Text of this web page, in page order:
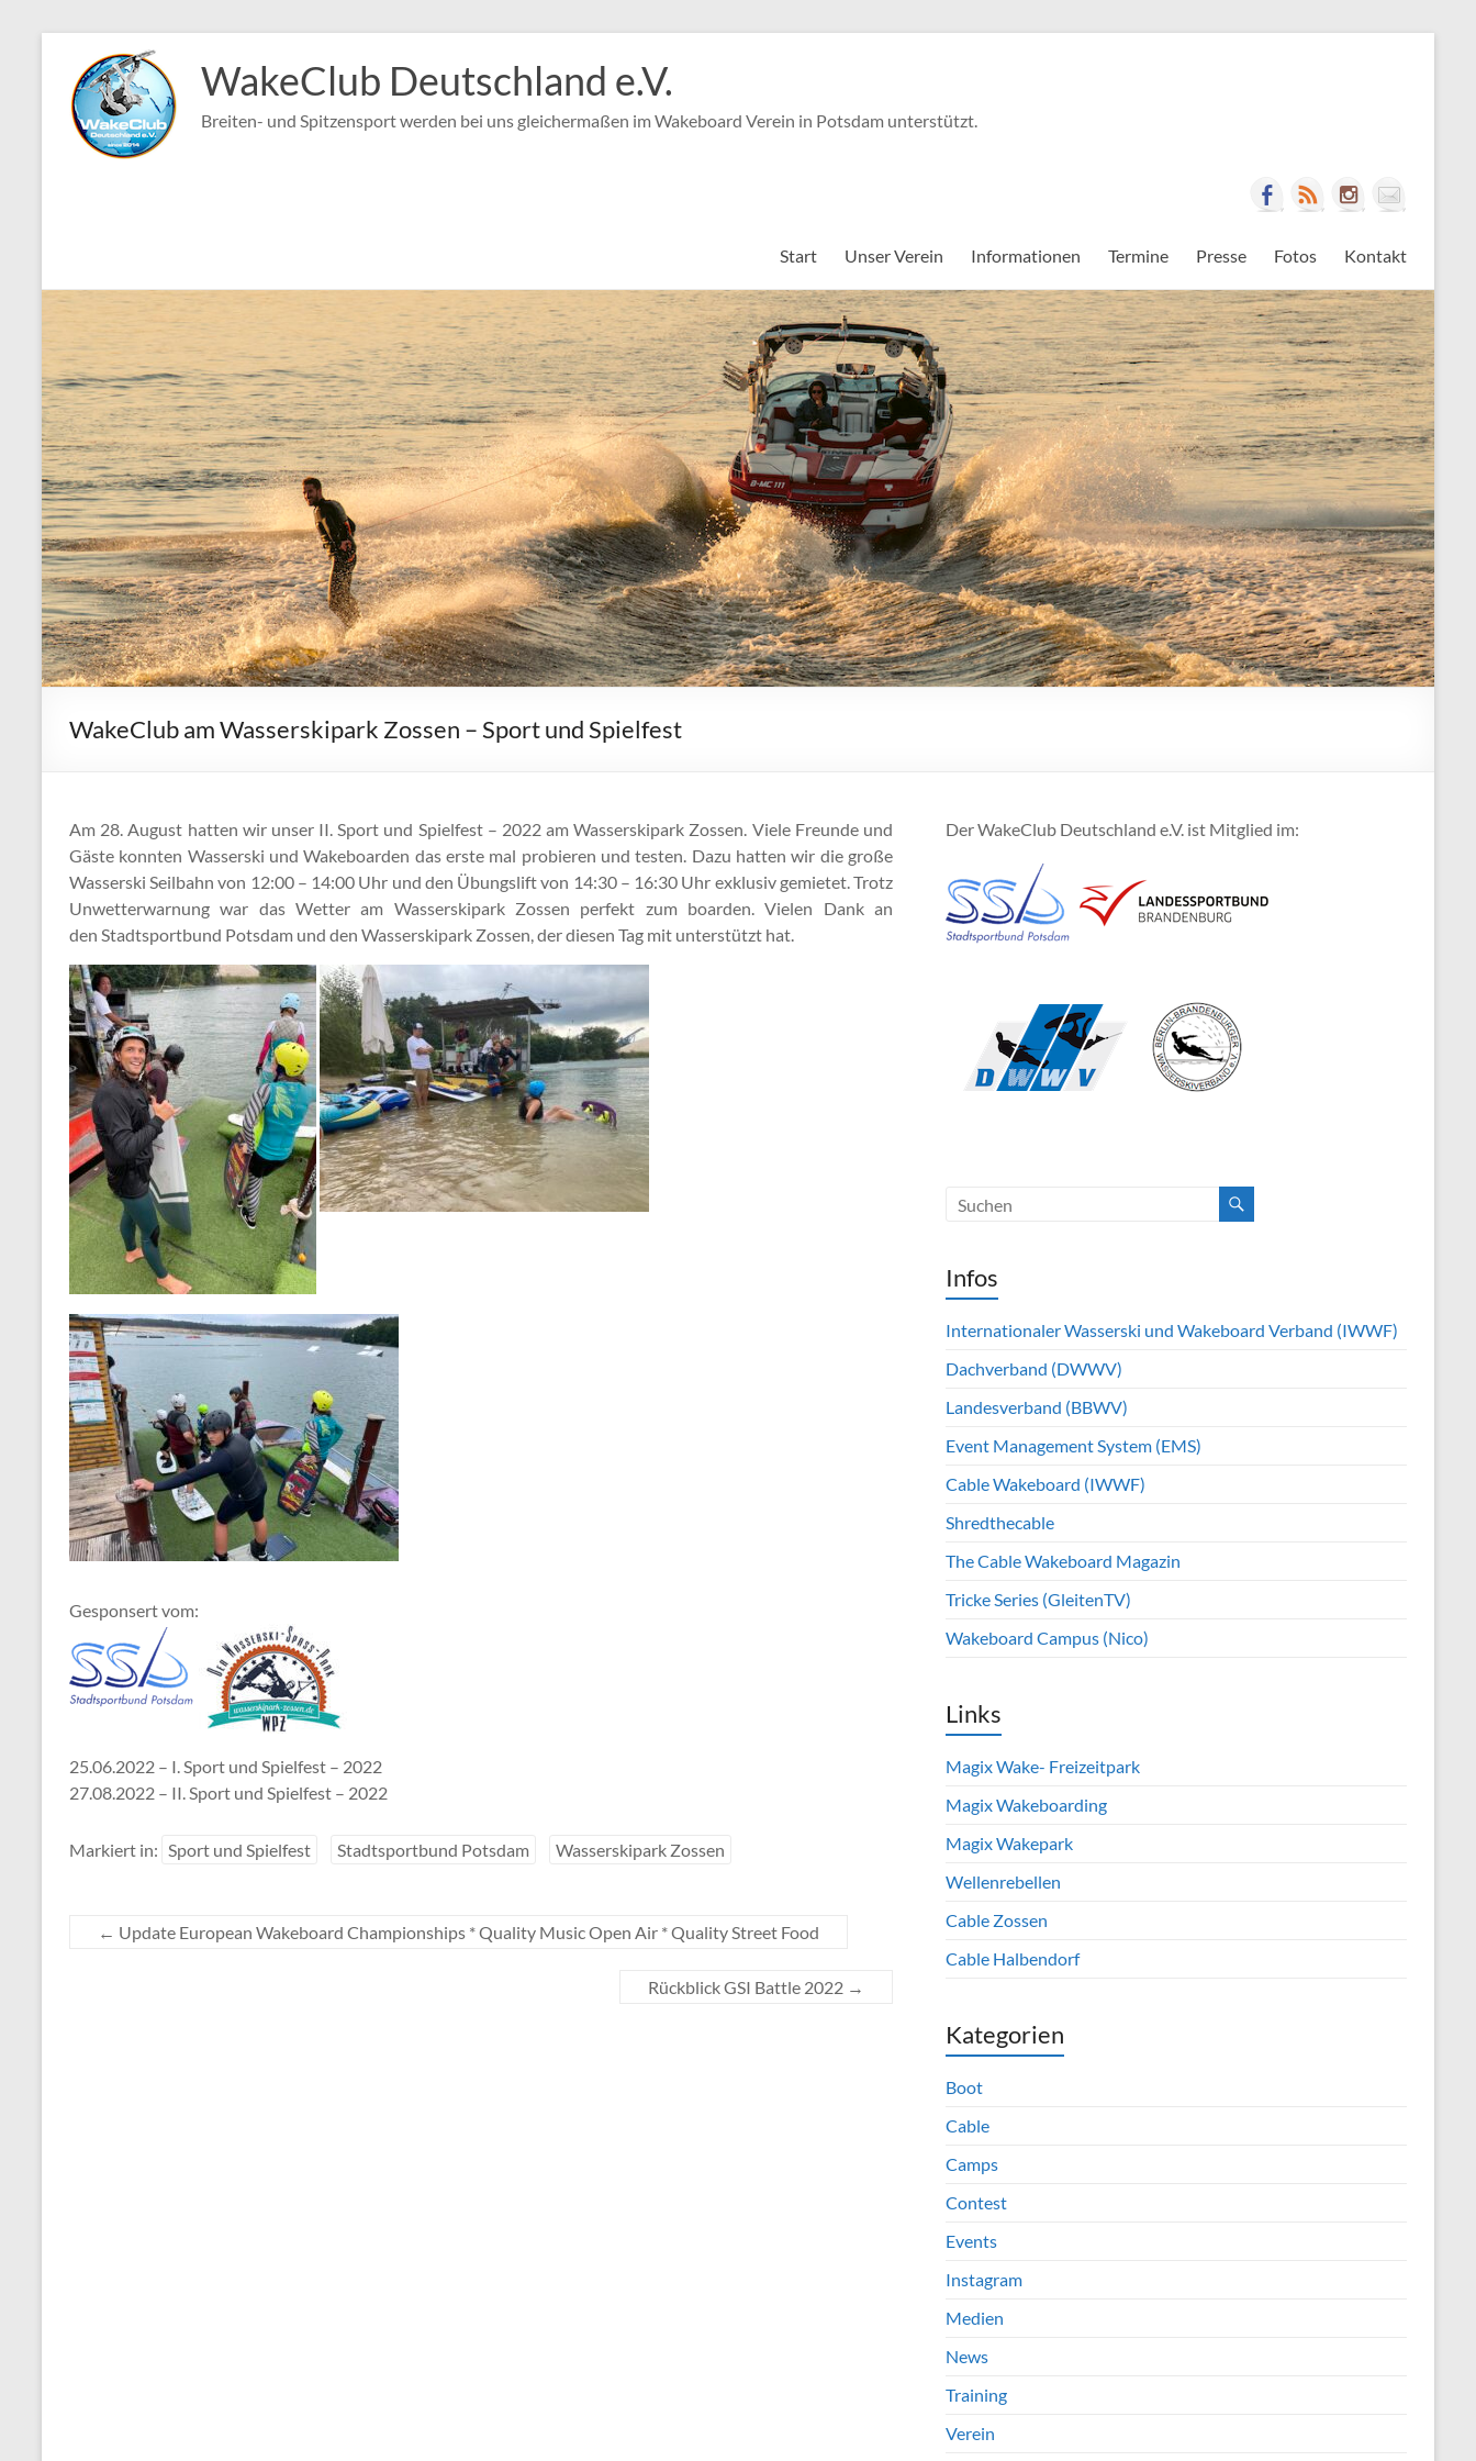
springen
WakeClub Deutschland e.V.
Breiten- und Spitzensport werden bei uns gleichermaßen im Wakeboard Verein in Potsdam unterstützt.
Start Unser Verein Informationen Termine Presse Fotos Kontakt
WakeClub am Wasserskipark Zossen – Sport und Spielfest
Am 28. August hatten wir unser II. Sport und Spielfest – 2022 am Wasserskipark Zossen. Viele Freunde und
Gäste konnten Wasserski und Wakeboarden das erste mal probieren und testen. Dazu hatten wir die große
Wasserski Seilbahn von 12:00 – 14:00 Uhr und den Übungsliftvon 14:30 – 16:30 Uhr exklusiv gemietet.Trotz
Unwetterwarnung war das Wetter am Wasserskipark Zossen perfekt zum boarden. Vielen Dank an
den Stadtsportbund Potsdam und den Wasserskipark Zossen, der diesen Tag mit unterstützt hat.
Gesponsert vom:
25.06.2022 – I. Sport und Spielfest – 2022
27.08.2022 – II. Sport und Spielfest – 2022
Markiert in: Sport und Spielfest Stadtsportbund Potsdam Wasserskipark Zossen
← Update European Wakeboard Championships * Quality Music Open Air * Quality Street Food
Rückblick GSI Battle 2022 →
Der WakeClub Deutschland e.V. ist Mitglied im:
Infos
Internationaler Wasserski und Wakeboard Verband (IWWF)
Dachverband (DWWV)
Landesverband (BBWV)
Event Management System (EMS)
Cable Wakeboard (IWWF)
Shredthecable
The Cable Wakeboard Magazin
Tricke Series (GleitenTV)
Wakeboard Campus (Nico)
Links
Magix Wake- Freizeitpark
Magix Wakeboarding
Magix Wakepark
Wellenrebellen
Cable Zossen
Cable Halbendorf
Kategorien
Boot
Cable
Camps
Contest
Events
Instagram
Medien
News
Training
Verein